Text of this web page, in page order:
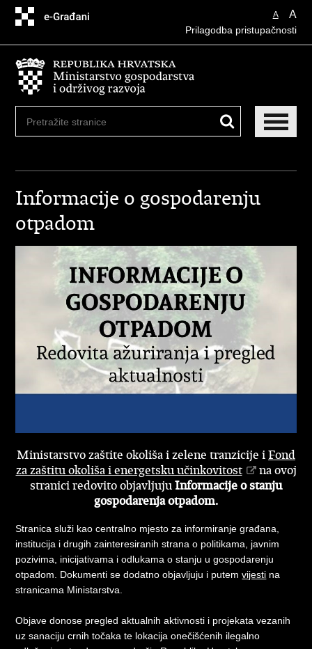
sadržaj
A A
Prilagodba pristupačnosti
Informacije o gospodarenju
otpadom
Ministarstvo zaštite okoliša i zelene tranzicije iFond
za zaštitu okoliša i energetsku učinkovitost
na ovoj
stranici redovito objavljujuInformacije o stanju
gospodarenja otpadom.
Stranica služi kao centralno mjesto za informiranje građana,
institucija i drugih zainteresiranih strana o politikama, javnim
pozivima, inicijativama i odlukama o stanju u gospodarenju
otpadom. Dokumenti se dodatno objavljuju i putemvijesti na
stranicama Ministarstva.
Objave donose pregled aktualnih aktivnosti i projekata vezanih
uz sanaciju crnih točaka te lokacija onečišćenih ilegalno